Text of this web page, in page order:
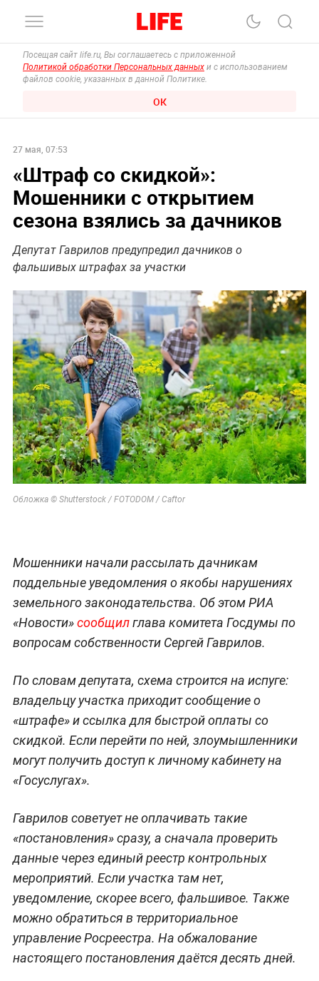
Посещая сайт life.ru, Вы соглашаетесь с приложенной
Политикой обработки Персональных данных и с использованием
файлов cookie, указанных в данной Политике.
ОК
27 мая, 07:53
«Штраф со скидкой»:
Мошенники с открытием
сезона взялись за дачников
Депутат Гаврилов предупредил дачников о
фальшивых штрафах за участки
Обложка © Shutterstock / FOTODOM / Caftor
Мошенники начали рассылать дачникам
поддельные уведомления о якобы нарушениях
земельного законодательства. Об этом РИА
«Новости»сообщилглава комитета Госдумы по
вопросам собственности Сергей Гаврилов.
По словам депутата, схема строится на испуге:
владельцу участка приходит сообщение о
«штрафе» и ссылка для быстрой оплаты со
скидкой. Если перейти по ней, злоумышленники
могут получить доступ к личному кабинету на
«Госуслугах».
Гаврилов советует не оплачивать такие
«постановления» сразу, а сначала проверить
данные через единый реестр контрольных
мероприятий. Если участка там нет,
уведомление, скорее всего, фальшивое. Также
можно обратиться в территориальное
управление Росреестра. На обжалование
настоящего постановления даётся десять дней.